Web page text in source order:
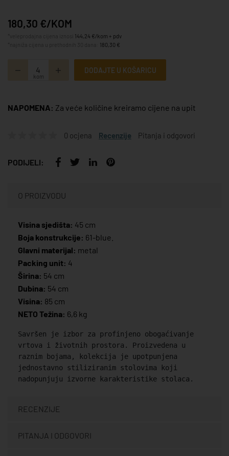
180,30 €/KOM
144,24 €/kom + pdv
180,30 €
kom
DODAJTE U KOŠARICU
NAPOMENA: Za veće količine kreiramo cijene na upit
0 ocjena Recenzije Pitanja i odgovori
PODIJELI:
O PROIZVODU
Visina sjedišta: 45 cm
Boja konstrukcije: 61-blue.
Glavni materijal: metal
Packing unit: 4
Širina: 54 cm
Dubina: 54 cm
Visina: 85 cm
NETO Težina: 6,6 kg
Savršen je izbor za profinjeno obogaćivanje
vrtova i životnih prostora. Proizvedena u
raznim bojama, kolekcija je upotpunjena
jednostavno stiliziranim stolovima koji
nadopunjuju izvorne karakteristike stolaca.
RECENZIJE
PITANJA I ODGOVORI